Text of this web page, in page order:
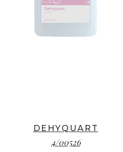
DEHYQUART
4/00526